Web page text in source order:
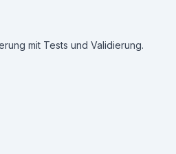
mit Tests und Validierung.